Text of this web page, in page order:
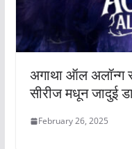
अगाथा ऑल अलॉन्ग
सीरीज मधून जादुई
February 26, 2025